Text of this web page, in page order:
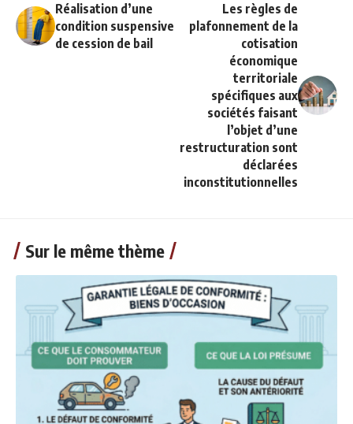
Réalisation d’une
condition suspensive
de cession de bail
Les règles de
plafonnement de la
cotisation
économique
territoriale
spécifiques aux
sociétés faisant
l’objet d’une
restructuration sont
déclarées
inconstitutionnelles
Sur le même thème